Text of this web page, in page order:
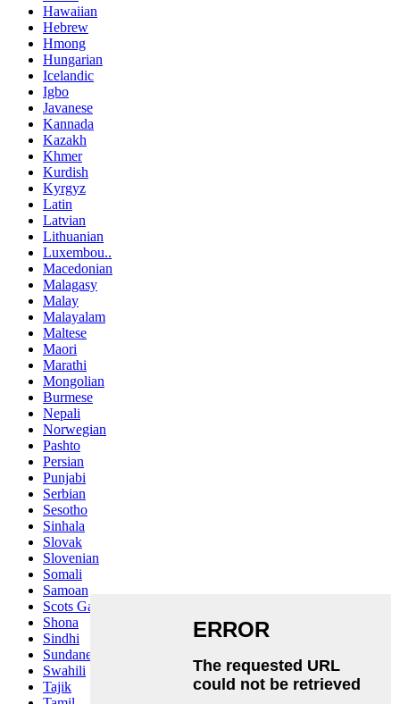
Hawaiian
Hebrew
Hmong
Hungarian
Icelandic
Igbo
Javanese
Kannada
Kazakh
Khmer
Kurdish
Kyrgyz
Latin
Latvian
Lithuanian
Luxembou..
Macedonian
Malagasy
Malay
Malayalam
Maltese
Maori
Marathi
Mongolian
Burmese
Nepali
Norwegian
Pashto
Persian
Punjabi
Serbian
Sesotho
Sinhala
Slovak
Slovenian
Somali
Samoan
Scots Gaelic
Shona
Sindhi
Sundanese
Swahili
Tajik